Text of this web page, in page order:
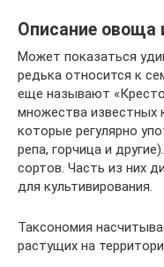
Описание овоща
Может показаться
редька относится к
еще называют
множества известных
которые регулярно
репа, горчица и
сортов. Часть из них
для культивирования.
Таксономия
растущих на